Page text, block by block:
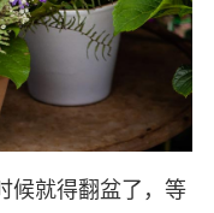
候就得翻盆了，等